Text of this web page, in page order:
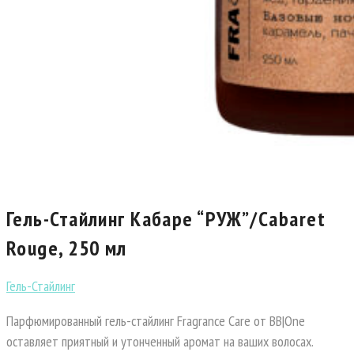
Гель-Стайлинг Кабаре “РУЖ”/Cabaret
Rouge, 250 мл
Гель-Стайлинг
Парфюмированный гель-стайлинг Fragrance Care от BB|One
оставляет приятный и утонченный аромат на ваших волосах.